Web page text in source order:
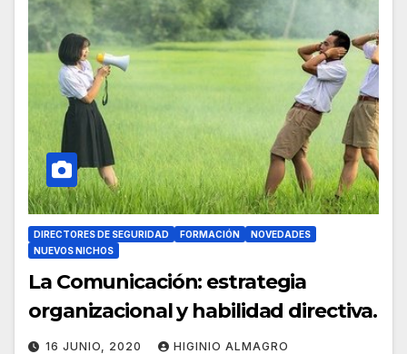
DIRECTORES DE SEGURIDAD FORMACIÓN
NOVEDADES
NUEVOS NICHOS
La Comunicación: estrategia
organizacional y habilidad directiva.
16 JUNIO, 2020 HIGINIO ALMAGRO